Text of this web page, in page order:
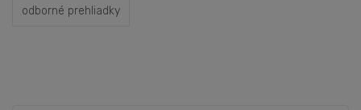
odborné prehliadky